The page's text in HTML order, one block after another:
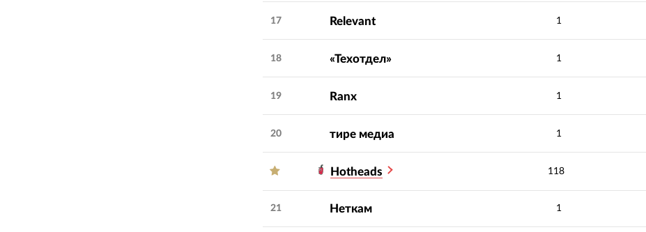
17 Relevant 1
18 «Техотдел» 1
19 Ranx 1
20 тире медиа 1
Hotheads 118
21 Неткам 1